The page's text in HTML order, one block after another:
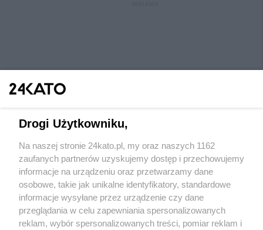
Wydawca mediów lokalnych
Drogi Użytkowniku,
Na naszej stronie 24kato.pl, my oraz naszych 1162
zaufanych partnerów uzyskujemy dostęp i przechowujemy
informacje na urządzeniu oraz przetwarzamy dane
osobowe, takie jak unikalne identyfikatory, standardowe
informacje wysyłane przez urządzenie czy dane
przeglądania w celu zapewniania spersonalizowanych
reklam, wybór spersonalizowanych treści, pomiar reklam i